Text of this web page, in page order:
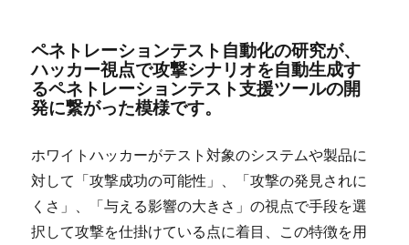
ペネトレーションテスト自動化の研究が、
ハッカー視点で攻撃シナリオを自動生成す
るペネトレーションテスト支援ツールの開
発に繋がった模様です。
ホワイトハッカーがテスト対象のシステムや製品に
対して「攻撃成功の可能性」、「攻撃の発見されに
くさ」、「与える影響の大きさ」の視点で手段を選
択して攻撃を仕掛けている点に着目、この特徴を用